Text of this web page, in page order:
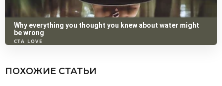
ПОХОЖИЕ СТАТЬИ